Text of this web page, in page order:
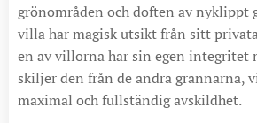
grönområden och doften av nyklippt
villa har magisk utsikt från sitt
en av villorna har sin egen integritet
skiljer den från de andra grannarna,
maximal och fullständig avskildhet.